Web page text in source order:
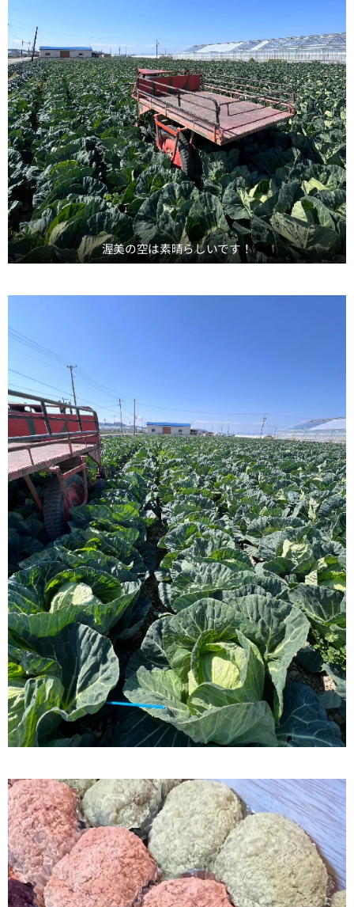
渥美の空は素晴らしいです！